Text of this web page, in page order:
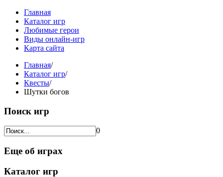
Главная
Каталог игр
Любимые герои
Виды онлайн-игр
Карта сайта
Главная/
Каталог игр/
Квесты/
Шутки богов
Поиск игр
0
Еще об играх
Каталог игр